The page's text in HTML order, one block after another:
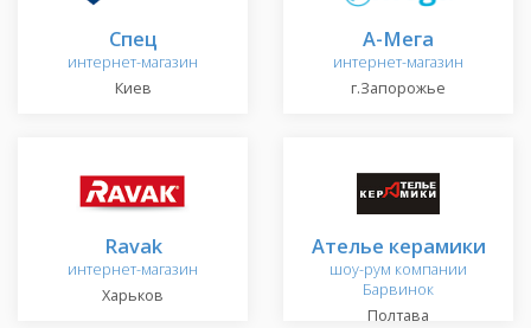
Спец
интернет-магазин
Киев
А-Мега
интернет-магазин
г.Запорожье
Ravak
интернет-магазин
Харьков
Ателье керамики
шоу-рум компании
Барвинок
Полтава